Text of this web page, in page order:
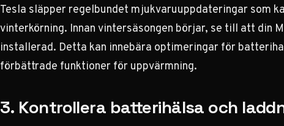
Tesla släpper regelbundet mjukvaruuppdateringar som
vinterkörning. Innan vintersäsongen börjar, se till att din
installerad. Detta kan innebära optimeringar för
förbättrade funktioner för uppvärmning.
3. Kontrollera batterihälsa och